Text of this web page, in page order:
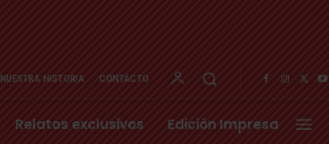
NUESTRA HISTORIA CONTACTO
Relatos exclusivos Edición Impresa